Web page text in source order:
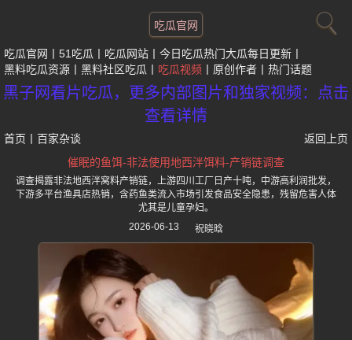
吃瓜官网
吃瓜官网 51吃瓜 吃瓜网站
今日吃瓜热门大瓜每日更新
黑料吃瓜资源
黑料社区吃瓜 吃瓜视频 原创作者 热门话题
黑子网看片吃瓜，更多内部图片和独家视频：点击
查看详情
首页 百家杂谈
返回上页
催眠的鱼饵-非法使用地西泮饵料-产销链调查
调查揭露非法地西泮窝料产销链，上游四川工厂日产十吨，中游高利润批发，
下游多平台渔具店热销，含药鱼类流入市场引发食品安全隐患，残留危害人体
尤其是儿童孕妇。
2026-06-13
祝晓晗